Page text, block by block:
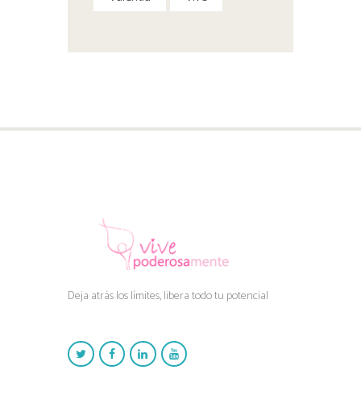
Deja atrás los límites, libera todo tu potencial